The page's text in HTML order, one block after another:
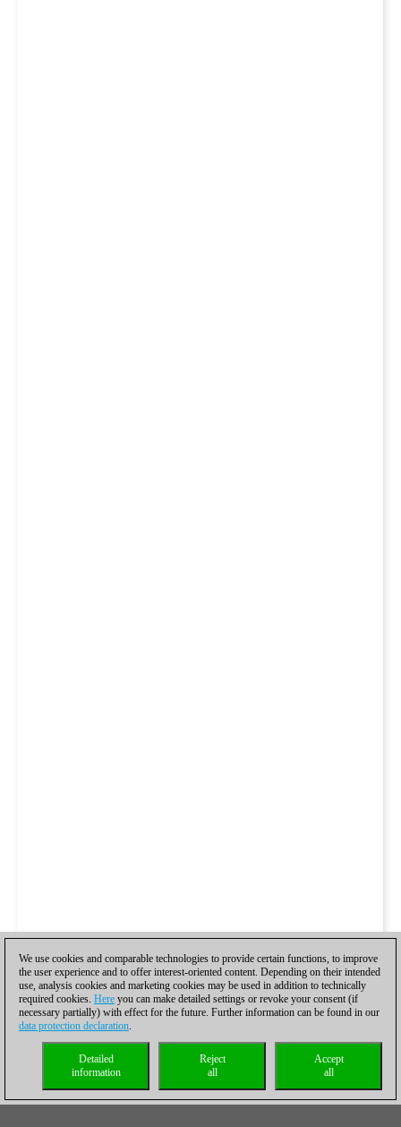
We use cookies and comparable technologies to provide certain functions, to improve
the user experience and to offer interest-oriented content. Depending on their intended
use, analysis cookies and marketing cookies may be used in addition to technically
required cookies. Here you can make detailed settings or revoke your consent (if
necessary partially) with effect for the future. Further information can be found in our
data protection declaration.
Accept
all
Reject
all
Detailed
information